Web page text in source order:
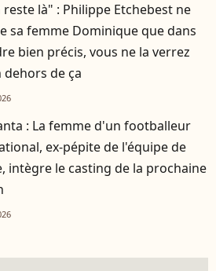
reste là" : Philippe Etchebest ne
sa femme Dominique que dans
bien précis, vous ne la verrez
dehors de ça
: La femme d'un footballeur
ex-pépite de l'équipe de
intègre le casting de la prochaine